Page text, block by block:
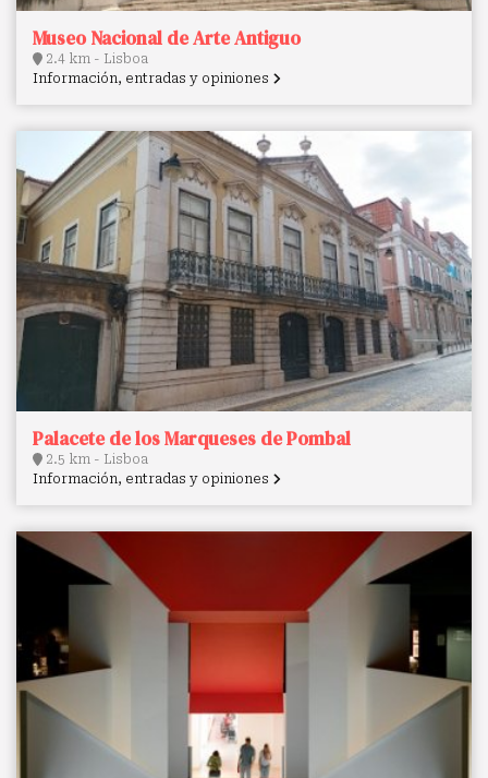
Museo Nacional de Arte Antiguo
2.4 km - Lisboa
Información, entradas y opiniones
Palacete de los Marqueses de Pombal
2.5 km - Lisboa
Información, entradas y opiniones